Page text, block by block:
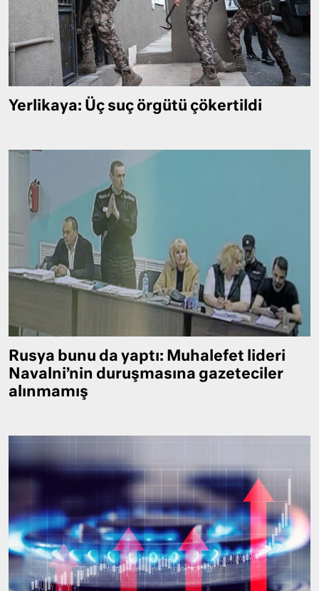
Yerlikaya: Üç suç örgütü çökertildi
Rusya bunu da yaptı: Muhalefet lideri
Navalni’nin duruşmasına gazeteciler
alınmamış